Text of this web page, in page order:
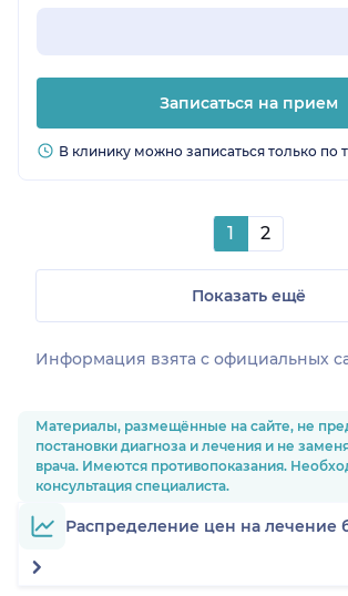
Записаться на прием
В клинику можно записаться только по
1 2
Показать ещё
Информация взята c официальных
Материалы, размещённые на сайте, не
постановки диагноза и лечения и не
врача. Имеются противопоказания.
консультация специалиста.
Распределение цен на лечение